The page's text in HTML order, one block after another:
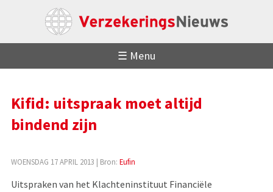
☰ Menu
Kifid: uitspraak moet altijd
bindend zijn
WOENSDAG 17 APRIL 2013 | Bron: Eufin
Uitspraken van het Klachteninstituut Financiële